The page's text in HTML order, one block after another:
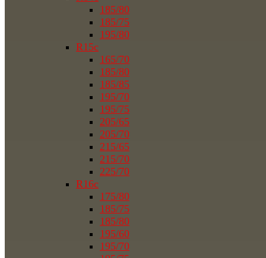
185/80
185/75
195/80
R15c
165/70
185/80
185/85
195/70
195/75
205/65
205/70
215/65
215/70
225/70
R16c
175/80
185/75
185/80
195/60
195/70